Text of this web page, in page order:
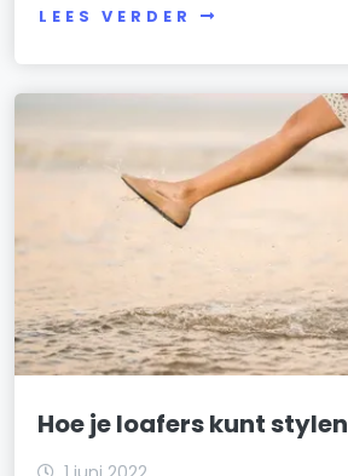
LEES VERDER
Hoe je loafers kunt stylen